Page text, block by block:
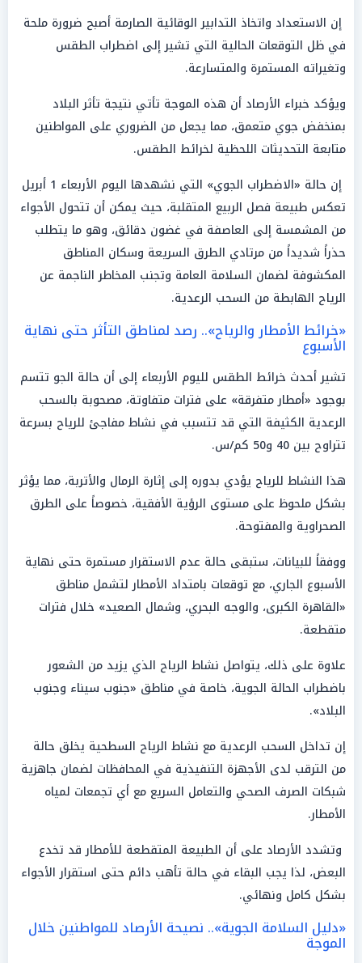
إن الاستعداد واتخاذ التدابير الوقائية الصارمة أصبح ضرورة ملحة
في ظل التوقعات الحالية التي تشير إلى اضطراب الطقس
وتغيراته المستمرة والمتسارعة.
ويؤكد خبراء الأرصاد أن هذه الموجة تأتي نتيجة تأثر البلاد
بمنخفض جوي متعمق، مما يجعل من الضروري على المواطنين
متابعة التحديثات اللحظية لخرائط الطقس.
إن حالة «الاضطراب الجوي» التي نشهدها اليوم الأربعاء 1 أبريل
تعكس طبيعة فصل الربيع المتقلبة، حيث يمكن أن تتحول الأجواء
من المشمسة إلى العاصفة في غضون دقائق، وهو ما يتطلب
حذراً شديداً من مرتادي الطرق السريعة وسكان المناطق
المكشوفة لضمان السلامة العامة وتجنب المخاطر الناجمة عن
الرياح الهابطة من السحب الرعدية.
«خرائط الأمطار والرياح».. رصد لمناطق التأثر حتى نهاية
الأسبوع
تشير أحدث خرائط الطقس لليوم الأربعاء إلى أن حالة الجو تتسم
بوجود «أمطار متفرقة» على فترات متفاوتة، مصحوبة بالسحب
الرعدية الكثيفة التي قد تتسبب في نشاط مفاجئ للرياح بسرعة
تتراوح بين 40 و50 كم/س.
هذا النشاط للرياح يؤدي بدوره إلى إثارة الرمال والأتربة، مما يؤثر
بشكل ملحوظ على مستوى الرؤية الأفقية، خصوصاً على الطرق
الصحراوية والمفتوحة.
ووفقاً للبيانات، ستبقى حالة عدم الاستقرار مستمرة حتى نهاية
الأسبوع الجاري، مع توقعات بامتداد الأمطار لتشمل مناطق
«القاهرة الكبرى، والوجه البحري، وشمال الصعيد» خلال فترات
متقطعة.
علاوة على ذلك، يتواصل نشاط الرياح الذي يزيد من الشعور
باضطراب الحالة الجوية، خاصة في مناطق «جنوب سيناء وجنوب
البلاد».
إن تداخل السحب الرعدية مع نشاط الرياح السطحية يخلق حالة
من الترقب لدى الأجهزة التنفيذية في المحافظات لضمان جاهزية
شبكات الصرف الصحي والتعامل السريع مع أي تجمعات لمياه
الأمطار.
وتشدد الأرصاد على أن الطبيعة المتقطعة للأمطار قد تخدع
البعض، لذا يجب البقاء في حالة تأهب دائم حتى استقرار الأجواء
بشكل كامل ونهائي.
«دليل السلامة الجوية».. نصيحة الأرصاد للمواطنين خلال
الموجة